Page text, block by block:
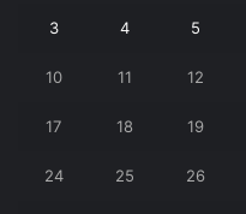
3 4 5
10 11 12
17 18 19
24 25 26